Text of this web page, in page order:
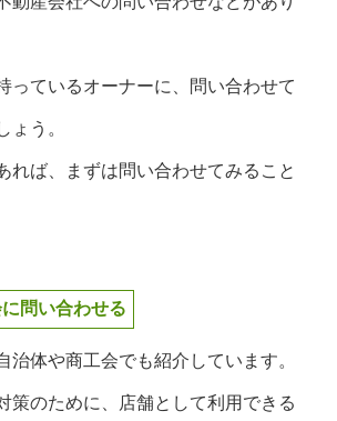
っているオーナーに、問い合わせて
ょう。
れば、まずは問い合わせてみること
問い合わせる
治体や商工会でも紹介しています。
策のために、店舗として利用できる